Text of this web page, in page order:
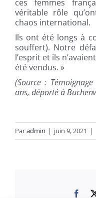
ces femmes
véritable rôle
chaos international.
Ils ont été longs à
souffert). Notre
l’esprit et ils
été vendus. »
(Source :
ans, déporté à
Paradmin | juin 9, 2021 |